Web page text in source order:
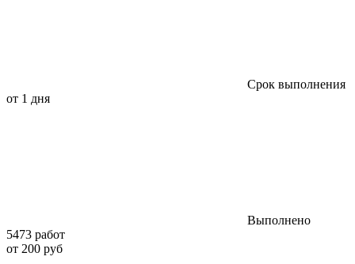
Срок выполнения
от 1 дня
Выполнено
5473 работ
от 200 руб